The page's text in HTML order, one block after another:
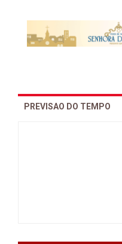
PREVISAO DO TEMPO